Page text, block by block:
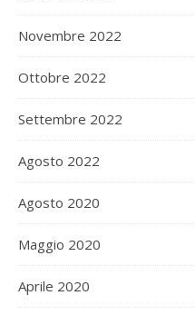
Novembre 2022
Ottobre 2022
Settembre 2022
Agosto 2022
Agosto 2020
Maggio 2020
Aprile 2020